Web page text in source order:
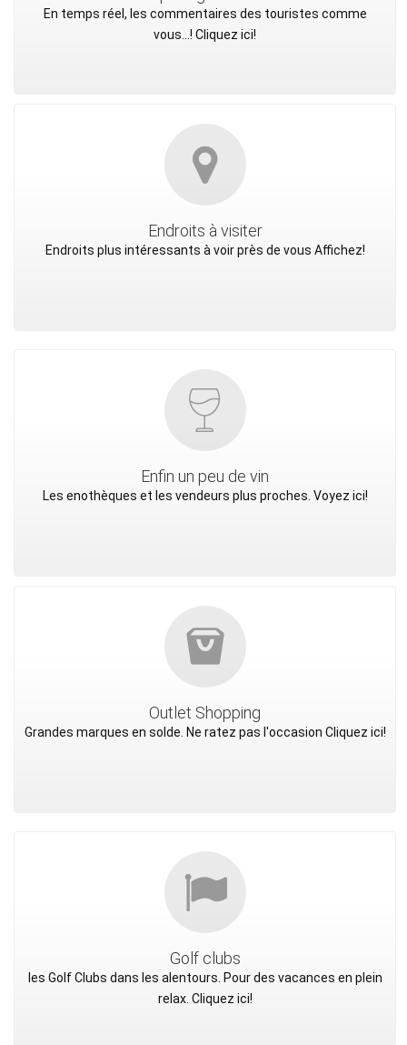
En temps réel, les commentaires des touristes comme
vous...! Cliquez ici!
Endroits à visiter
Endroits plus intéressants à voir près de vous Affichez!
Enfin un peu de vin
Les enothèques et les vendeurs plus proches. Voyez ici!
Outlet Shopping
Grandes marques en solde. Ne ratez pas l'occasion Cliquez ici!
Golf clubs
les Golf Clubs dans les alentours. Pour des vacances en plein
relax. Cliquez ici!